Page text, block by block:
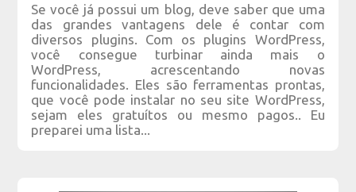
Se você já possui um blog, deve saber que uma
das grandes vantagens dele é contar com
diversos plugins. Com os plugins WordPress,
você consegue turbinar ainda mais o
WordPress, acrescentando novas
funcionalidades. Eles são ferramentas prontas,
que você pode instalar no seu site WordPress,
sejam eles gratuítos ou mesmo pagos.. Eu
preparei uma lista...